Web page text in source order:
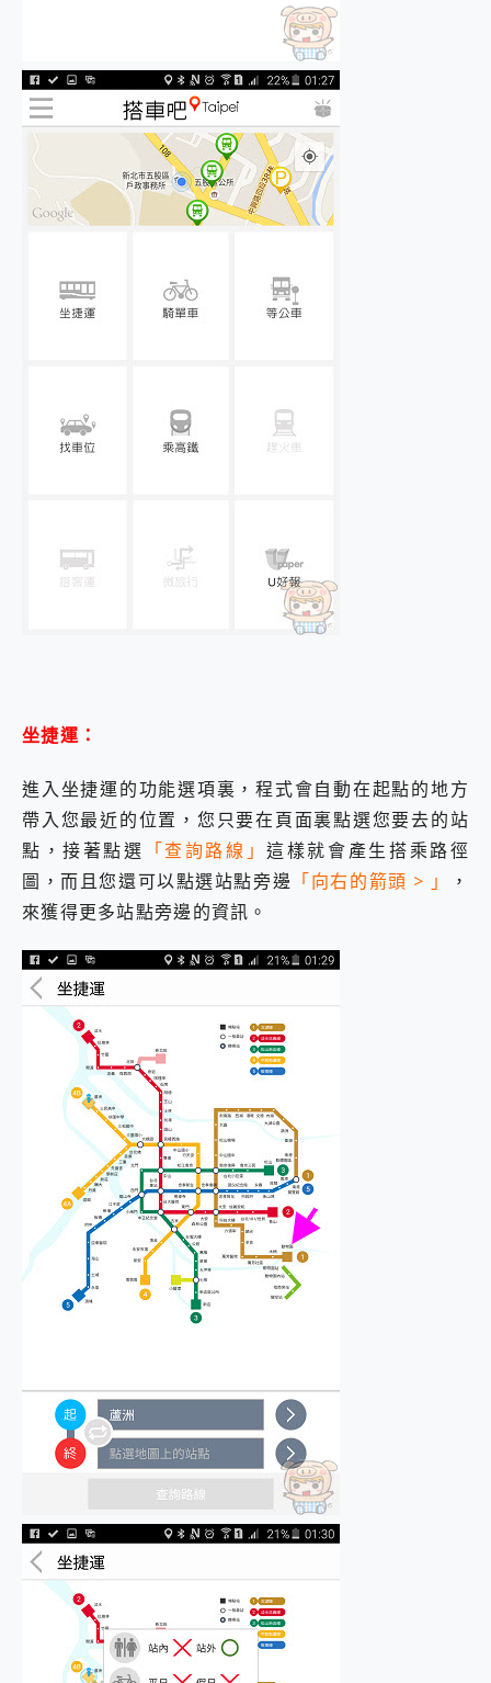
坐捷運：
進入坐捷運的功能選項裏，程式會自動在起點的地方
帶入您最近的位置，您只要在頁面裏點選您要去的站
點，接著點選 「查詢路線」這樣就會產生搭乘路徑
圖，而且您還可以點選站點旁邊 「向右的箭頭 > 」
，
來獲得更多站點旁邊的資訊。